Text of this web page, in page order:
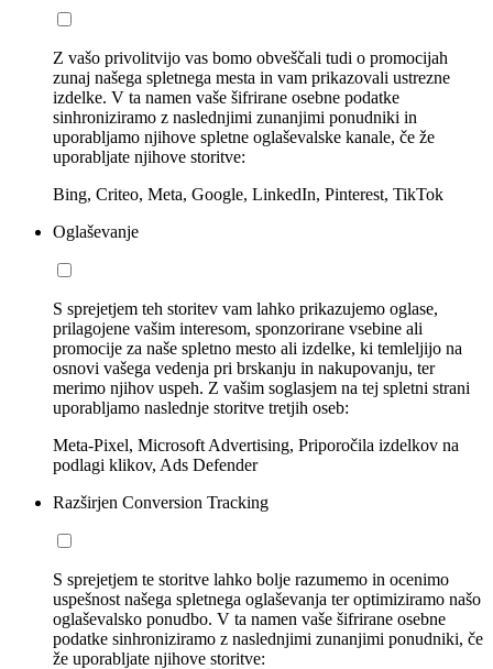
Z vašo privolitvijo vas bomo obveščali tudi o promocijah
zunaj našega spletnega mesta in vam prikazovali ustrezne
izdelke. V ta namen vaše šifrirane osebne podatke
sinhroniziramo z naslednjimi zunanjimi ponudniki in
uporabljamo njihove spletne oglaševalske kanale, če že
uporabljate njihove storitve:
Bing, Criteo, Meta, Google, LinkedIn, Pinterest, TikTok
Oglaševanje
S sprejetjem teh storitev vam lahko prikazujemo oglase,
prilagojene vašim interesom, sponzorirane vsebine ali
promocije za naše spletno mesto ali izdelke, ki temleljijo na
osnovi vašega vedenja pri brskanju in nakupovanju, ter
merimo njihov uspeh. Z vašim soglasjem na tej spletni strani
uporabljamo naslednje storitve tretjih oseb:
Meta-Pixel, Microsoft Advertising, Priporočila izdelkov na
podlagi klikov, Ads Defender
Razširjen Conversion Tracking
S sprejetjem te storitve lahko bolje razumemo in ocenimo
uspešnost našega spletnega oglaševanja ter optimiziramo našo
oglaševalsko ponudbo. V ta namen vaše šifrirane osebne
podatke sinhroniziramo z naslednjimi zunanjimi ponudniki, če
že uporabljate njihove storitve: